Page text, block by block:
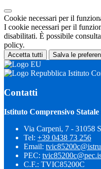
Cookie necessari per il
I cookie necessari per il
disabilitati. È possibile
policy.
Accetta tutti Salva le
Istituto
Contatti
Istituto Comprensivo Statale
Via Carpeni, 7 - 31058
Tel: +39 0438 73 256
Email:
PEC:
C.F.: TVIC85200C